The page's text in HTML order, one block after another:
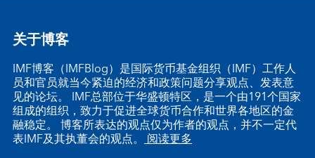
关于博客
IMF博客（IMFBlog）是国际货币基金组织（IMF）工作人
员和官员就当今紧迫的经济和政策问题分享观点、发表意
见的论坛。 IMF总部位于华盛顿特区，是一个由191个国家
组成的组织，致力于促进全球货币合作和世界各地区的金
融稳定。 博客所表达的观点仅为作者的观点，并不一定代
表IMF及其执董会的观点。 阅读更多